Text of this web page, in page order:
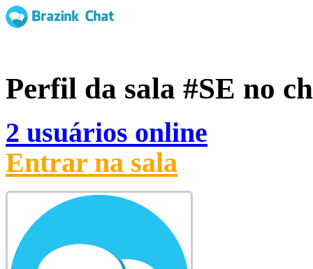
Perfil da sala #SE no
2 usuários online
Entrar na sala